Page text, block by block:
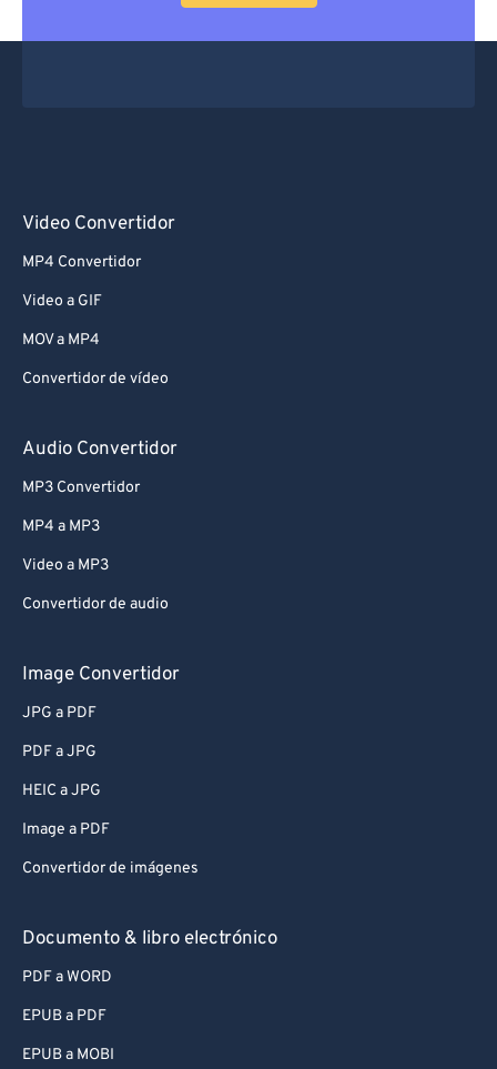
Video Convertidor
MP4 Convertidor
Video a GIF
MOV a MP4
Convertidor de vídeo
Audio Convertidor
MP3 Convertidor
MP4 a MP3
Video a MP3
Convertidor de audio
Image Convertidor
JPG a PDF
PDF a JPG
HEIC a JPG
Image a PDF
Convertidor de imágenes
Documento & libro electrónico
PDF a WORD
EPUB a PDF
EPUB a MOBI